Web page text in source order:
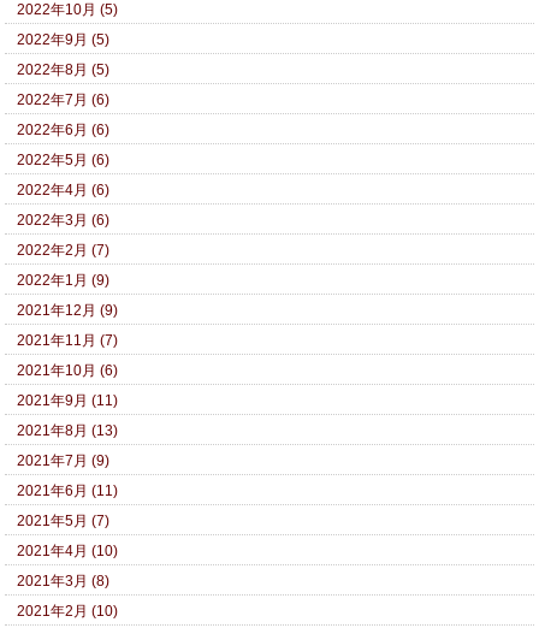
2022年10月 (5)
2022年9月 (5)
2022年8月 (5)
2022年7月 (6)
2022年6月 (6)
2022年5月 (6)
2022年4月 (6)
2022年3月 (6)
2022年2月 (7)
2022年1月 (9)
2021年12月 (9)
2021年11月 (7)
2021年10月 (6)
2021年9月 (11)
2021年8月 (13)
2021年7月 (9)
2021年6月 (11)
2021年5月 (7)
2021年4月 (10)
2021年3月 (8)
2021年2月 (10)